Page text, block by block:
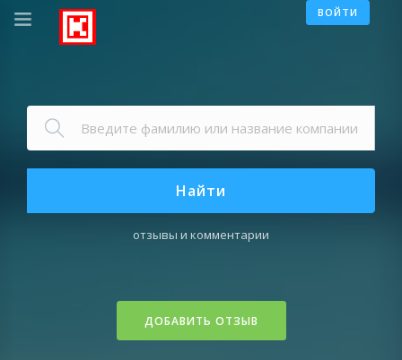
ВОЙТИ
Найти
отзывы и комментарии
ДОБАВИТЬ ОТЗЫВ